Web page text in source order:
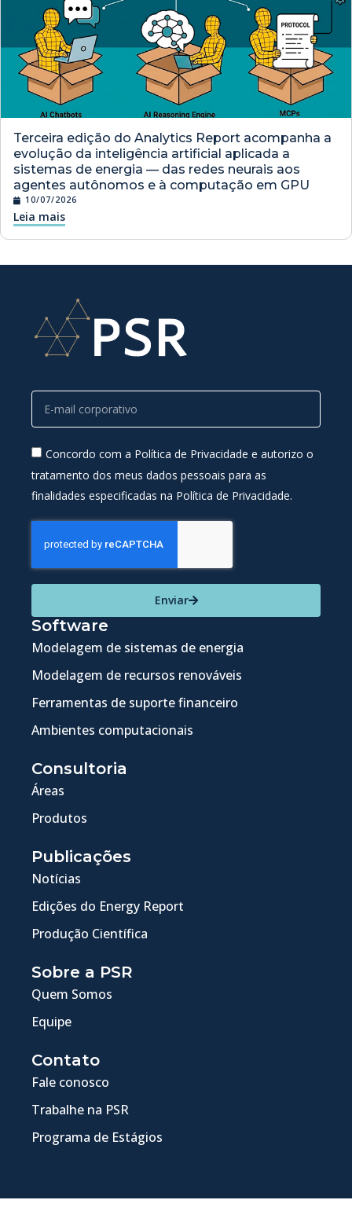
Terceira edição do Analytics Report acompanha a
evolução da inteligência artificial aplicada a
sistemas de energia — das redes neurais aos
agentes autônomos e à computação em GPU
10/07/2026
Leia mais
Concordo com a Política de Privacidade e autorizo o
tratamento dos meus dados pessoais para as
finalidades especificadas na Política de Privacidade.
Enviar
Software
Modelagem de sistemas de energia
Modelagem de recursos renováveis
Ferramentas de suporte financeiro
Ambientes computacionais
Consultoria
Áreas
Produtos
Publicações
Notícias
Edições do Energy Report
Produção Científica
Sobre a PSR
Quem Somos
Equipe
Contato
Fale conosco
Trabalhe na PSR
Programa de Estágios